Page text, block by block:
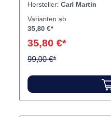
Hersteller: Carl Martin
Varianten ab
35,80 €*
35,80 €*
99,00 €*